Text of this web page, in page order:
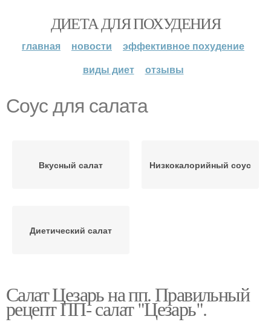
ДИЕТА ДЛЯ ПОХУДЕНИЯ
главная новости
эффективное похудение
виды диет
отзывы
Соус для салата
Вкусный салат Низкокалорийный соус
Диетический салат
Салат Цезарь на пп. Правильный
рецепт ПП- салат "Цезарь".